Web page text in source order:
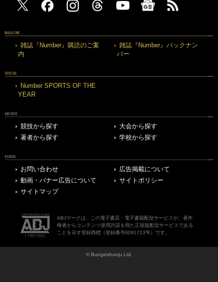
MAGAZINE
雑誌『Number』購読のご案
内
雑誌『Number』バックナン
バー
SPECIAL
Number SPORTS OF THE
YEAR
ARCHIVE
競技から探す
大会から探す
著者から探す
学校から探す
OTHERS
お問い合わせ
広告掲載について
動画・バナー広告について
サイトポリシー
サイトマップ
ABJマークは、この電子書店・電子書籍配信サービスが、著作
権者からコンテンツ使用許諾を得た正規版配信サービスである
ことを示す登録商標（登録番号6091713号）です。
© Bungeishunju Ltd.